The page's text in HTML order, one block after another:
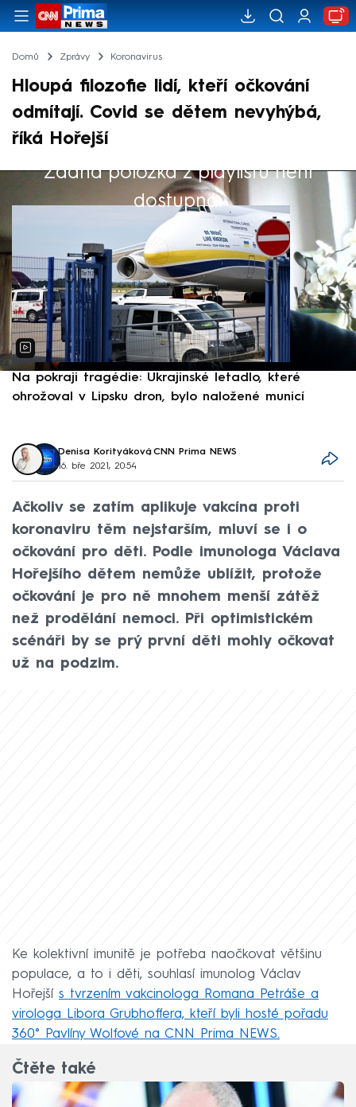
Domů Zprávy Koronavirus
Hloupá filozofie lidí, kteří očkování
odmítají. Covid se dětem nevyhýbá,
říká Hořejší
Žádná položka z playlistu není
dostupná.
Výběr redakce
Na pokraji tragédie: Ukrajinské letadlo, které
ohrožoval v Lipsku dron, bylo naložené municí
Denisa Korityáková, CNN Prima NEWS
16. bře 2021, 20:54
Ačkoliv se zatím aplikuje vakcína proti
koronaviru těm nejstarším, mluví se i o
očkování pro děti. Podle imunologa Václava
Hořejšího dětem nemůže ublížit, protože
očkování je pro ně mnohem menší zátěž
než prodělání nemoci. Při optimistickém
scénáři by se prý první děti mohly očkovat
už na podzim.
Ke kolektivní imunitě je potřeba naočkovat většinu
populace, a to i děti, souhlasí imunolog Václav
Hořejší s tvrzením vakcinologa Romana Petráše a
virologa Libora Grubhoffera, kteří byli hosté pořadu
360° Pavlíny Wolfové na CNN Prima NEWS.
Čtěte také